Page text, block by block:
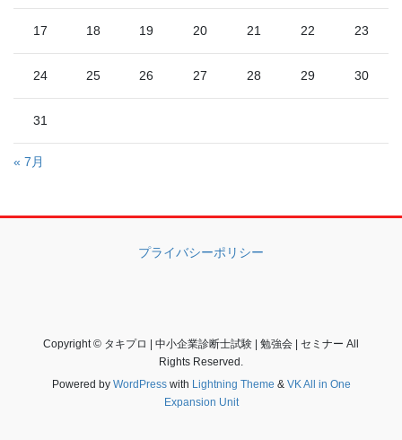
17 18 19 20 21 22 23
24 25 26 27 28 29 30
31
« 7月
プライバシーポリシー
Copyright © タキプロ | 中小企業診断士試験 | 勉強会 | セミナー All
Rights Reserved.
Powered by WordPresswith Lightning Theme & VK All in One
Expansion Unit